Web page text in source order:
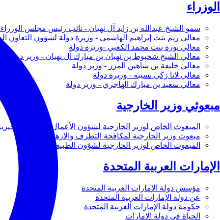
الوزراء
سمو الشيخ عبدالله بن زايد آل نهيان - نائب رئيس مجلس الوزراء
معالي ريم بنت إبراهيم الهاشمي - وزيرة دولة لشؤون التعاون
معالي نورة بنت محمد الكعبي -وزيرة دولة
معالي الشيخ شخبوط بن نهيان بن مبارك آل نهيان - وزير دولة
معالي خليفة بن شاهين المرر - وزير دولة
معالي لانا زكي نسيبه - وزيرة دولة
معالي سعيد بن مبارك الهاجري - وزير دولة
مبعوثي وزير الخارجية
المبعوث الخاص لوزير الخارجية لشؤون الأعمال والأعمال
مبعوث وزير الخارجية لمكافحة التطرف والإرهاب
المبعوث الخاص لوزير الخارجية لشؤون الطبيعة
الإمارات العربية المتحدة
مؤسس دولة الإمارات العربية المتحدة
عن دولة الإمارات العربية المتحدة
حكومة دولة الإمارات العربية المتحدة
الحياة في دولة الإمارات